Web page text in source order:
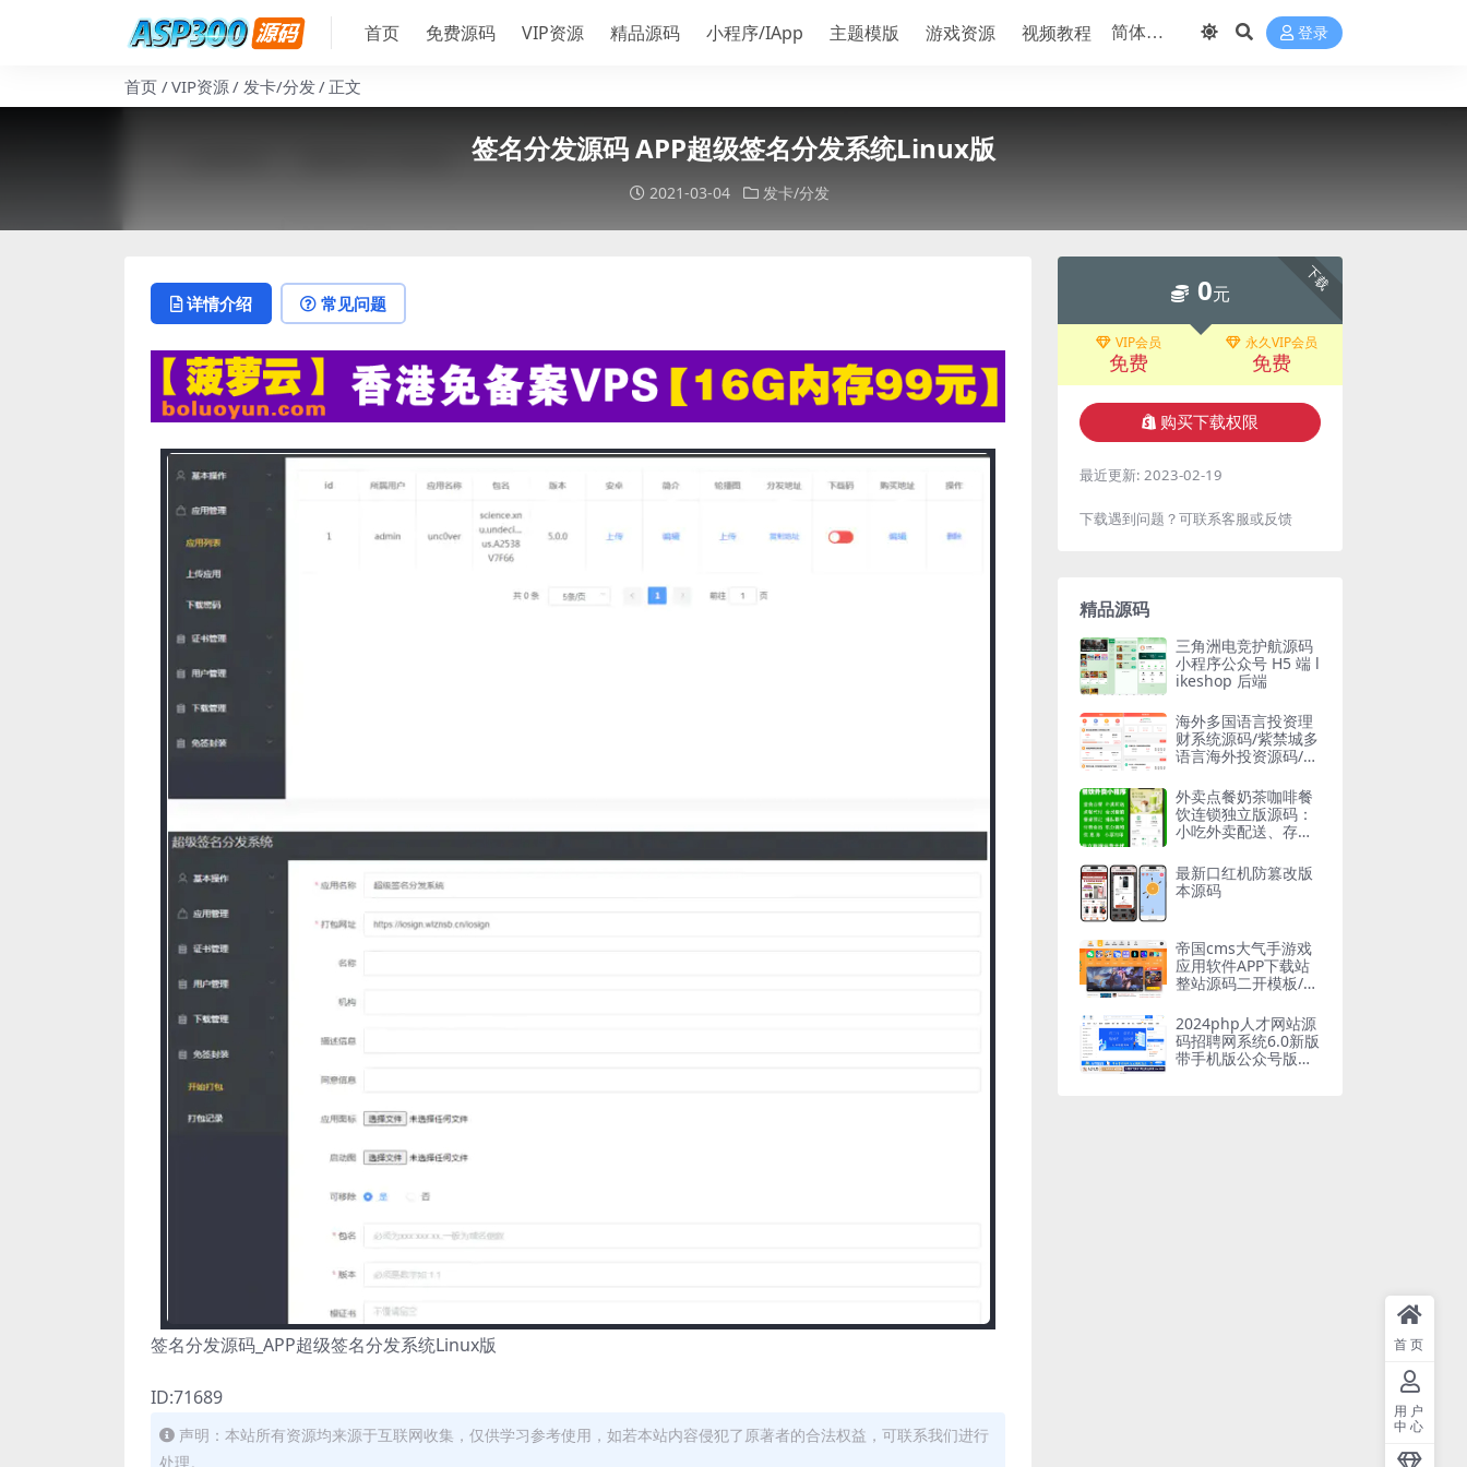
首页 免费源码 VIP资源 精品源码 小程序/IApp 主题模版 游戏资源 视频教程 登录
首页 VIP资源 发卡/分发 正文
签名分发源码 APP超级签名分发系统Linux版
2021-03-04 发卡/分发
详情介绍 常见问题
签名分发源码_APP超级签名分发系统Linux版
ID:71689
声明：本站所有资源均来源于互联网收集，仅供学习参考使用，如若本站内容侵犯了原著者的合法权益，可联系我们进行
处理。
下载
0元
VIP会员
免费
永久VIP会员
免费
购买下载权限
最近更新: 2023-02-19
下载遇到问题？可联系客服或反馈
精品源码
三角洲电竞护航源码
小程序公众号 H5 端 l
ikeshop 后端
海外多国语言投资理
财系统源码/紫禁城多
语言海外投资源码/投
外卖点餐奶茶咖啡餐
饮连锁独立版源码：
小吃外卖配送、存酒
支付宝小程序开发
最新口红机防篡改版
本源码
帝国cms大气手游戏
应用软件APP下载站
整站源码二开模板/百
2024php人才网站源
码招聘网系统6.0新版
带手机版公众号版整
首页
用户
中心